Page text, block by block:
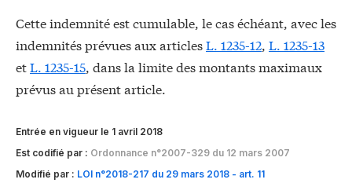
Cette indemnité est cumulable, le cas échéant, avec les
indemnités prévues aux articlesL. 1235-12, L. 1235-13
etL. 1235-15, dans la limite des montants maximaux
prévus au présent article.
Entrée en vigueur le 1 avril 2018
Est codifié par : Ordonnance n°2007-329 du 12 mars 2007
Modifié par : LOI n°2018-217 du 29 mars 2018 - art. 11